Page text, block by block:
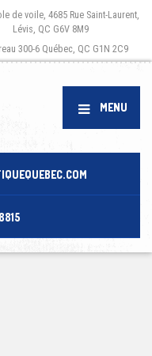
de voile, 4685 Rue Saint-Laurent,
Lévis, QC G6V 8M9
300-6 Québec, QC G1N 2C9
MENU